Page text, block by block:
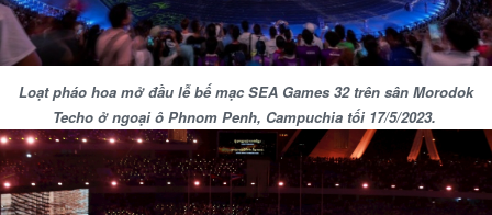
Loạt pháo hoa mở đầu lễ bế mạc SEA Games 32 trên sân Morodok
Techo ở ngoại ô Phnom Penh, Campuchia tối 17/5/2023.